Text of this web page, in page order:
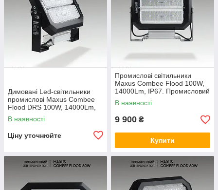
Димовані Led-світильники
промислові Maxus Combee
Flood DRS 100W, 14000Lm,
IP67. Промисловий
прожектор
В наявності
Ціну уточнюйте
Промислові світильники
Maxus Combee Flood 100W,
14000Lm, IP67. Промисловий
прожектор
В наявності
9 900 ₴
Купити